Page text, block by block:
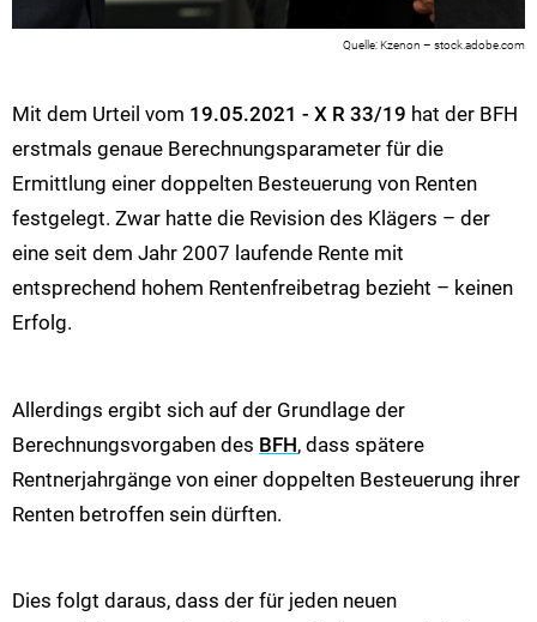
Kzenon – stock.adobe.com
Mit dem Urteil vom 19.05.2021 - X R 33/19 hat der BFH
erstmals genaue Berechnungsparameter für die
Ermittlung einer doppelten Besteuerung von Renten
festgelegt. Zwar hatte die Revision des Klägers – der
eine seit dem Jahr 2007 laufende Rente mit
entsprechend hohem Rentenfreibetrag bezieht – keinen
Erfolg.
Allerdings ergibt sich auf der Grundlage der
Berechnungsvorgaben des BFH, dass spätere
Rentnerjahrgänge von einer doppelten Besteuerung ihrer
Renten betroffen sein dürften.
Dies folgt daraus, dass der für jeden neuen